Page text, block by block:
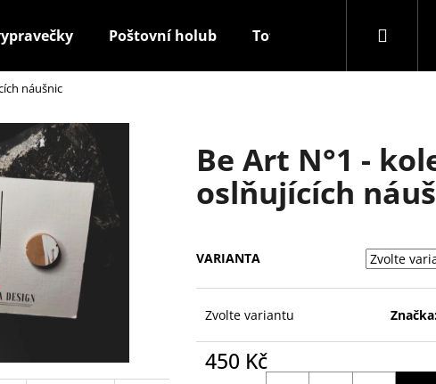
Poštovní holub Totem laskavosti Hledat
náušnic
Be Art N°1 -
oslňujících
VARIANTA
Zvolte variantu
450 Kč
najít?
HLEDAT